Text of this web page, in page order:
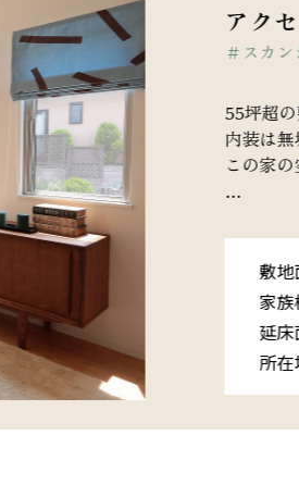
アクセントカ
＃スカンジナビアン
55坪超の敷地に、優
内装は無垢床を用い
この家の空気の流れ
インテリアを楽しむ
キッチンからサニタ
楽」なプランにもな
ご夫
千葉